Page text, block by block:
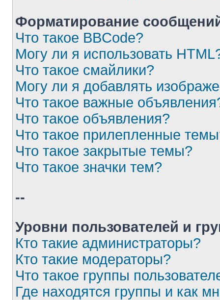
Форматирование
Что такое BBCode?
Могу ли я использовать
Что такое смайлики?
Могу ли я добавлять
Что такое важные
Что такое объявления?
Что такое прилепленные
Что такое закрытые темы?
Что такое значки тем?
--
Уровни пользователей и
Кто такие администраторы?
Кто такие модераторы?
Что такое группы
Где находятся группы и как